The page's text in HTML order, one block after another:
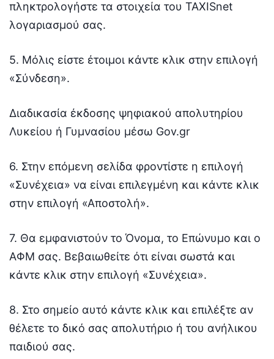
πληκτρολογήστε τα στοιχεία του TAXISnet
λογαριασμού σας.
5. Μόλις είστε έτοιμοι κάντε κλικ στην επιλογή
«Σύνδεση».
Διαδικασία έκδοσης ψηφιακού απολυτηρίου
Λυκείου ή Γυμνασίου μέσω Gov.gr
6. Στην επόμενη σελίδα φροντίστε η επιλογή
«Συνέχεια» να είναι επιλεγμένη και κάντε κλικ
στην επιλογή «Αποστολή».
7. Θα εμφανιστούν το Όνομα, το Επώνυμο και ο
ΑΦΜ σας. Βεβαιωθείτε ότι είναι σωστά και
κάντε κλικ στην επιλογή «Συνέχεια».
8. Στο σημείο αυτό κάντε κλικ και επιλέξτε αν
θέλετε το δικό σας απολυτήριο ή του ανήλικου
παιδιού σας.